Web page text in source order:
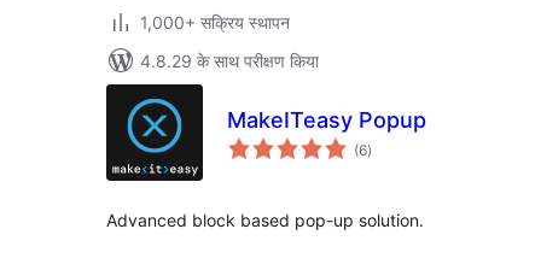
1,000+ सक्रिय स्थापन
4.8.29 के साथ परीक्षण किया
MakeITeasy Popup
(6कुल
दर)
Advanced block based pop-up solution.